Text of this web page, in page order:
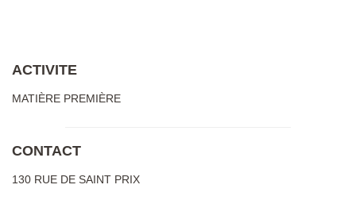
ACTIVITE
MATIÈRE PREMIÈRE
CONTACT
130 RUE DE SAINT PRIX